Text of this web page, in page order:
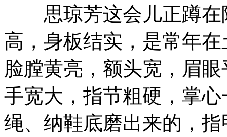
思琼芳这会儿正蹲在
高，身板结实，是常年
脸膛黄亮，额头宽，眉
手宽大，指节粗硬，掌
绳、纳鞋底磨出来的，